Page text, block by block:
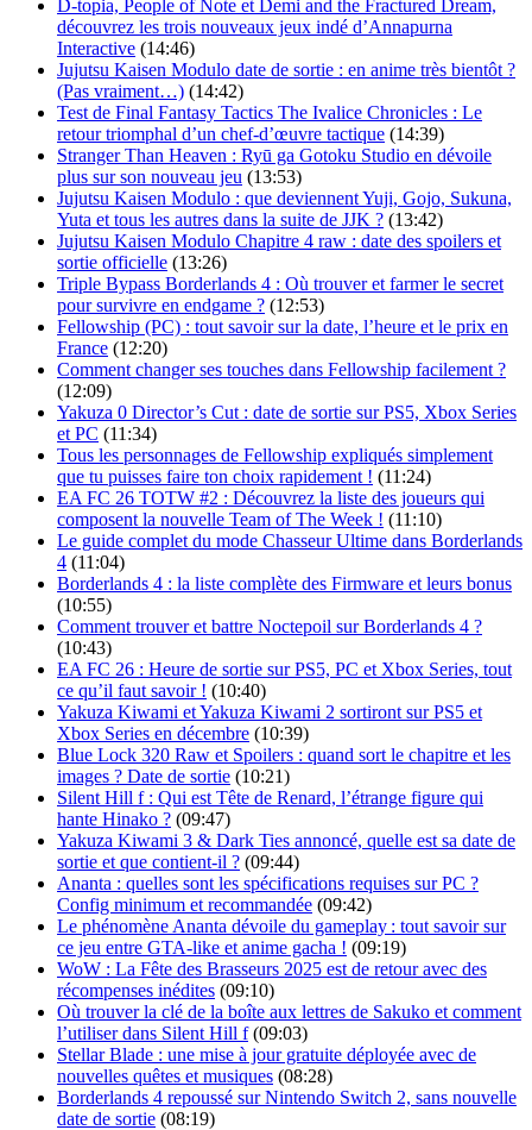
D-topia, People of Note et Demi and the Fractured Dream,
découvrez les trois nouveaux jeux indé d’Annapurna
Interactive (14:46)
Jujutsu Kaisen Modulo date de sortie : en anime très bientôt ?
(Pas vraiment…) (14:42)
Test de Final Fantasy Tactics The Ivalice Chronicles : Le
retour triomphal d’un chef-d’œuvre tactique (14:39)
Stranger Than Heaven : Ryū ga Gotoku Studio en dévoile
plus sur son nouveau jeu (13:53)
Jujutsu Kaisen Modulo : que deviennent Yuji, Gojo, Sukuna,
Yuta et tous les autres dans la suite de JJK ? (13:42)
Jujutsu Kaisen Modulo Chapitre 4 raw : date des spoilers et
sortie officielle (13:26)
Triple Bypass Borderlands 4 : Où trouver et farmer le secret
pour survivre en endgame ? (12:53)
Fellowship (PC) : tout savoir sur la date, l’heure et le prix en
France (12:20)
Comment changer ses touches dans Fellowship facilement ?
(12:09)
Yakuza 0 Director’s Cut : date de sortie sur PS5, Xbox Series
et PC (11:34)
Tous les personnages de Fellowship expliqués simplement
que tu puisses faire ton choix rapidement ! (11:24)
EA FC 26 TOTW #2 : Découvrez la liste des joueurs qui
composent la nouvelle Team of The Week ! (11:10)
Le guide complet du mode Chasseur Ultime dans Borderlands
4 (11:04)
Borderlands 4 : la liste complète des Firmware et leurs bonus
(10:55)
Comment trouver et battre Noctepoil sur Borderlands 4 ?
(10:43)
EA FC 26 : Heure de sortie sur PS5, PC et Xbox Series, tout
ce qu’il faut savoir ! (10:40)
Yakuza Kiwami et Yakuza Kiwami 2 sortiront sur PS5 et
Xbox Series en décembre (10:39)
Blue Lock 320 Raw et Spoilers : quand sort le chapitre et les
images ? Date de sortie (10:21)
Silent Hill f : Qui est Tête de Renard, l’étrange figure qui
hante Hinako ? (09:47)
Yakuza Kiwami 3 & Dark Ties annoncé, quelle est sa date de
sortie et que contient-il ? (09:44)
Ananta : quelles sont les spécifications requises sur PC ?
Config minimum et recommandée (09:42)
Le phénomène Ananta dévoile du gameplay : tout savoir sur
ce jeu entre GTA-like et anime gacha ! (09:19)
WoW : La Fête des Brasseurs 2025 est de retour avec des
récompenses inédites (09:10)
Où trouver la clé de la boîte aux lettres de Sakuko et comment
l’utiliser dans Silent Hill f (09:03)
Stellar Blade : une mise à jour gratuite déployée avec de
nouvelles quêtes et musiques (08:28)
Borderlands 4 repoussé sur Nintendo Switch 2, sans nouvelle
date de sortie (08:19)